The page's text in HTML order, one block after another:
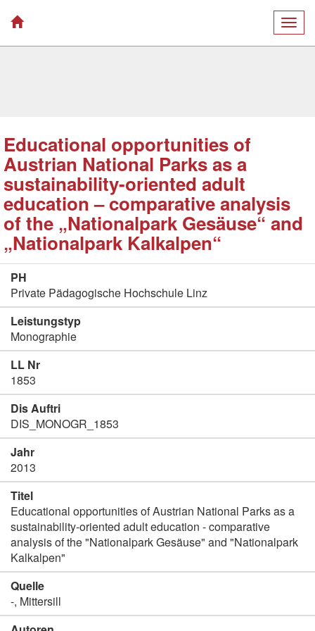
Educational opportunities of
Austrian National Parks as a
sustainability-oriented adult
education – comparative analysis
of the „Nationalpark Gesäuse“ and
„Nationalpark Kalkalpen“
PH
Private Pädagogische Hochschule Linz
Leistungstyp
Monographie
LL Nr
1853
Dis Auftri
DIS_MONOGR_1853
Jahr
2013
Titel
Educational opportunities of Austrian National Parks as a
sustainability-oriented adult education - comparative
analysis of the "Nationalpark Gesäuse" and "Nationalpark
Kalkalpen"
Quelle
-, Mittersill